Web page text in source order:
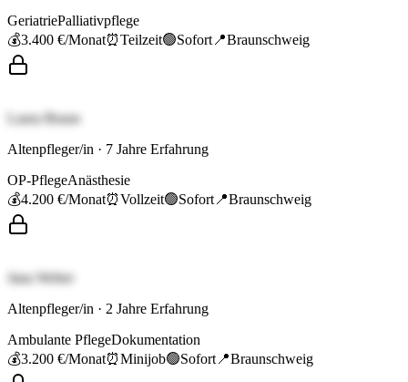
GeriatriePalliativpflege
💰3.400 €/Monat⏰Teilzeit🟢Sofort 📍Braunschweig
Laura Braun
Altenpfleger/in · 7 Jahre Erfahrung
OP-PflegeAnästhesie
💰4.200 €/Monat⏰Vollzeit🟢Sofort 📍Braunschweig
Jana Weber
Altenpfleger/in · 2 Jahre Erfahrung
Ambulante PflegeDokumentation
💰3.200 €/Monat⏰Minijob🟢Sofort 📍Braunschweig